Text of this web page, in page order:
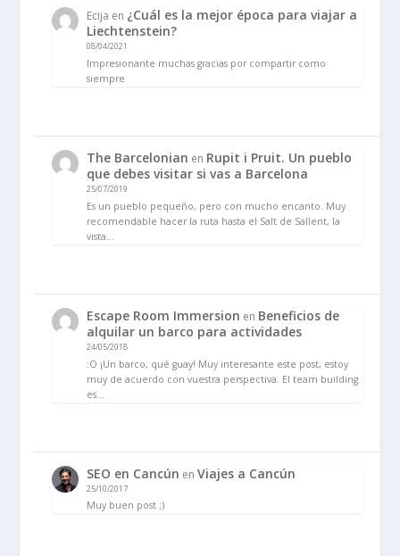
Ecija en ¿Cuál es la mejor época para viajar a
Liechtenstein?
08/04/2021
Impresionante muchas gracias por compartir como
siempre
The Barcelonian en Rupit i Pruit. Un pueblo
que debes visitar si vas a Barcelona
25/07/2019
Es un pueblo pequeño, pero con mucho encanto. Muy
recomendable hacer la ruta hasta el Salt de Sallent, la
vista…
Escape Room Immersion en Beneficios de
alquilar un barco para actividades
24/05/2018
:O ¡Un barco, qué guay! Muy interesante este post, estoy
muy de acuerdo con vuestra perspectiva. El team building
es…
SEO en Cancún enViajes a Cancún
25/10/2017
Muy buen post ;)